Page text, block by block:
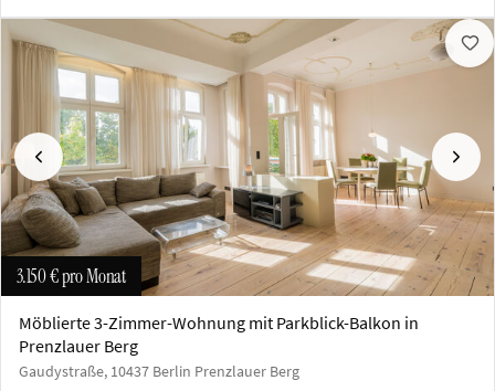
Vorherige
3.150 €pro Monat
Möblierte 3-Zimmer-Wohnung mit Parkblick-Balkon in
Prenzlauer Berg
Gaudystraße, 10437 Berlin Prenzlauer Berg